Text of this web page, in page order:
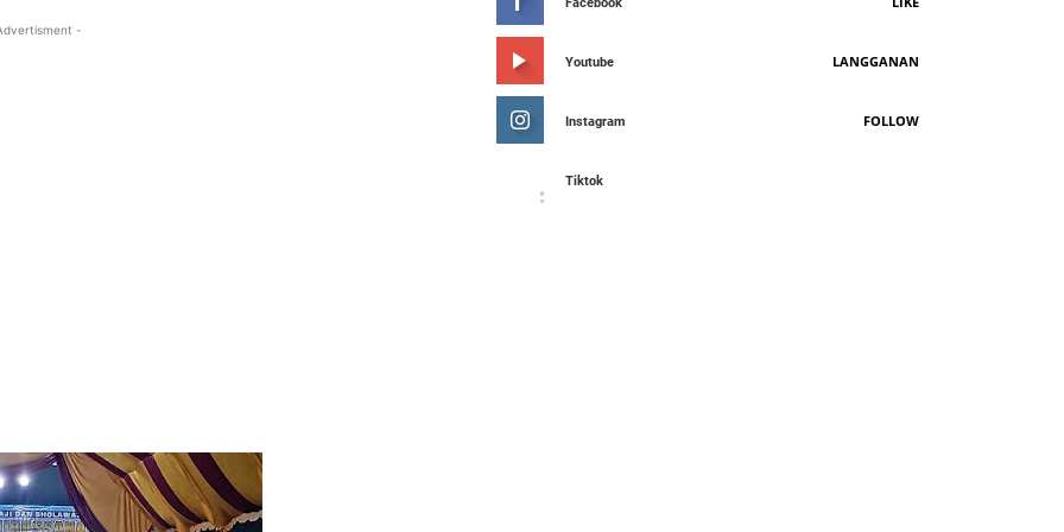
-
Youtube LANGGANAN
Instagram FOLLOW
Tiktok